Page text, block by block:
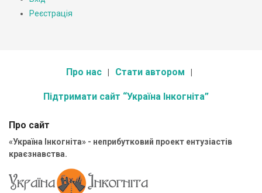
Реєстрація
Про нас Стати автором
Підтримати сайт “Україна Інкогніта”
Про сайт
«Україна Інкогніта» - неприбутковий проект ентузіастів
краєзнавства.